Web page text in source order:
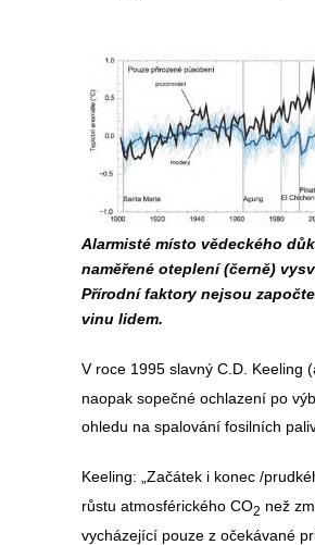
Alarmisté místo vědeckého
naměřené oteplení (černě)
Přírodní faktory nejsou
vinu lidem.
V roce 1995 slavný C.D. Keeling
naopak sopečné ochlazení po
ohledu na spalování fosilních
Keeling: „Začátek i konec /
růstu atmosférického CO2 než
vycházející pouze z očekávané